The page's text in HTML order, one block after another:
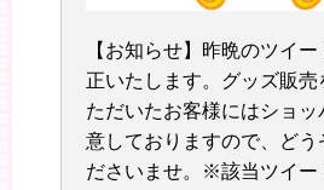
【お知らせ】昨晩のツイ
正いたします。グッズ販売
ただいたお客様にはショッ
意しておりますので、どう
ださいませ。※該当ツイー